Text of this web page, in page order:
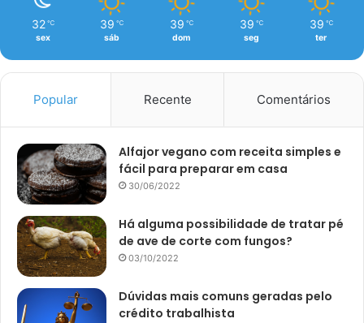
32 ℃
sex
39 ℃
sáb
39 ℃
dom
39 ℃
seg
39 ℃
ter
Popular Recente Comentários
Alfajor vegano com receita simples e
fácil para preparar em casa
30/06/2022
Há alguma possibilidade de tratar pé
de ave de corte com fungos?
03/10/2022
Dúvidas mais comuns geradas pelo
crédito trabalhista